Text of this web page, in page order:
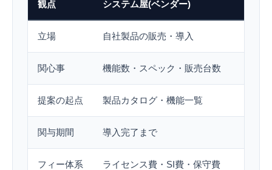
観点 システム屋(ベンダー)
立場 自社製品の販売・導入
関心事 機能数・スペック・販売台数
提案の起点 製品カタログ・機能一覧
関与期間 導入完了まで
フィー体系 ライセンス費・SI費・保守費